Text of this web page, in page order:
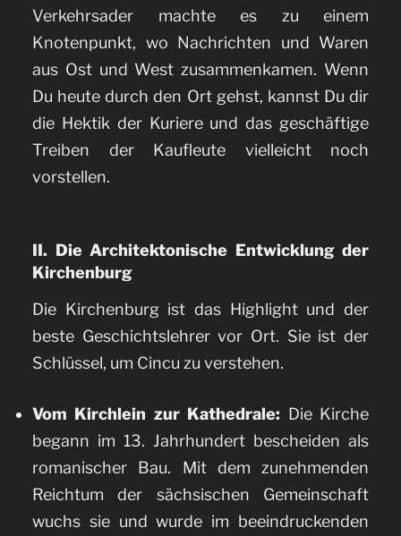
Verkehrsader machte es zu einem
Knotenpunkt, wo Nachrichten und Waren
aus Ost und West zusammenkamen. Wenn
Du heute durch den Ort gehst, kannst Du dir
die Hektik der Kuriere und das geschäftige
Treiben der Kaufleute vielleicht noch
vorstellen.
II. Die Architektonische Entwicklung der
Kirchenburg
Die Kirchenburg ist das Highlight und der
beste Geschichtslehrer vor Ort. Sie ist der
Schlüssel, um Cincu zu verstehen.
Vom Kirchlein zur Kathedrale: Die Kirche
begann im 13. Jahrhundert bescheiden als
romanischer Bau. Mit dem zunehmenden
Reichtum der sächsischen Gemeinschaft
wuchs sie und wurde im beeindruckenden